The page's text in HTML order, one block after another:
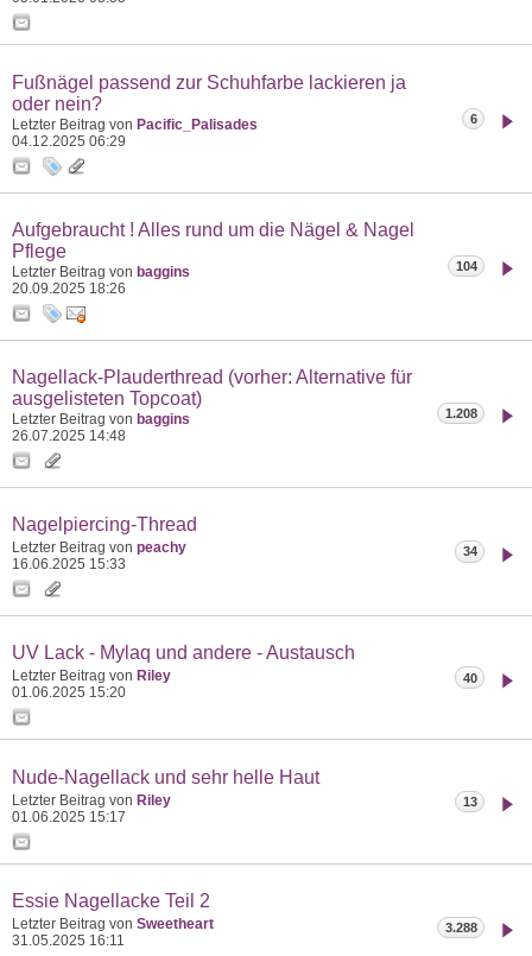
Fußnägel passend zur Schuhfarbe lackieren ja
oder nein?
Letzter Beitrag von Pacific_Palisades
04.12.2025 06:29
6
Aufgebraucht ! Alles rund um die Nägel & Nagel
Pflege
Letzter Beitrag von baggins
20.09.2025 18:26
104
Nagellack-Plauderthread (vorher: Alternative für
ausgelisteten Topcoat)
Letzter Beitrag von baggins
26.07.2025 14:48
1.208
Nagelpiercing-Thread
Letzter Beitrag von peachy
16.06.2025 15:33
34
UV Lack - Mylaq und andere - Austausch
Letzter Beitrag von Riley
01.06.2025 15:20
40
Nude-Nagellack und sehr helle Haut
Letzter Beitrag von Riley
01.06.2025 15:17
13
Essie Nagellacke Teil 2
Letzter Beitrag von Sweetheart
31.05.2025 16:11
3.288